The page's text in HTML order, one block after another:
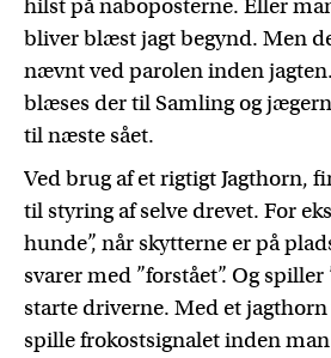
hilst på naboposterne. Eller
bliver blæst jagt begynd. Men
nævnt ved parolen inden
blæses der til Samling og
til næste sået.
Ved brug af et rigtigt Jagthorn,
til styring af selve drevet. For
hunde”, når skytterne er på
svarer med ”forstået”. Og spiller
starte driverne. Med et
spille frokostsignalet inden